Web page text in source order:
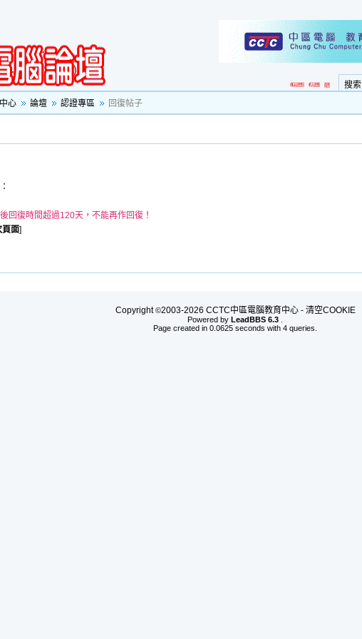
搜索
心
論壇 認證專區 回復帖子
：
回復時間超過120天，不能再作回復！
頁面]
Copyright©2003-2026 CCTC中區電腦教育中心 - 清空COOKIE
Powered by LeadBBS 6.3
Page created in 0.0625 seconds with 4 queries.